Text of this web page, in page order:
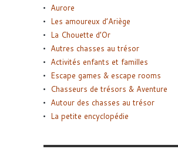
Aurore
Les amoureux d’Ariège
La Chouette d’Or
Autres chasses au trésor
Activités enfants et familles
Escape games & escape rooms
Chasseurs de trésors & Aventure
Autour des chasses au trésor
La petite encyclopédie